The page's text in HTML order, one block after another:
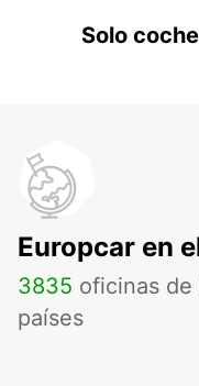
Solo
Europcar en
3835 oficinas de
países